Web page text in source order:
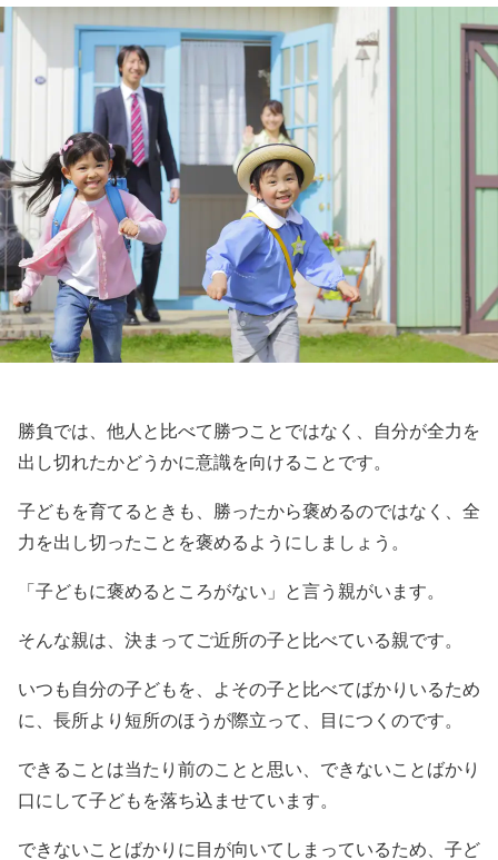
勝負では、他人と比べて勝つことではなく、自分が全力を
出し切れたかどうかに意識を向けることです。
子どもを育てるときも、勝ったから褒めるのではなく、全
力を出し切ったことを褒めるようにしましょう。
「子どもに褒めるところがない」と言う親がいます。
そんな親は、決まってご近所の子と比べている親です。
いつも自分の子どもを、よその子と比べてばかりいるため
に、長所より短所のほうが際立って、目につくのです。
できることは当たり前のことと思い、できないことばかり
口にして子どもを落ち込ませています。
できないことばかりに目が向いてしまっているため、子ど